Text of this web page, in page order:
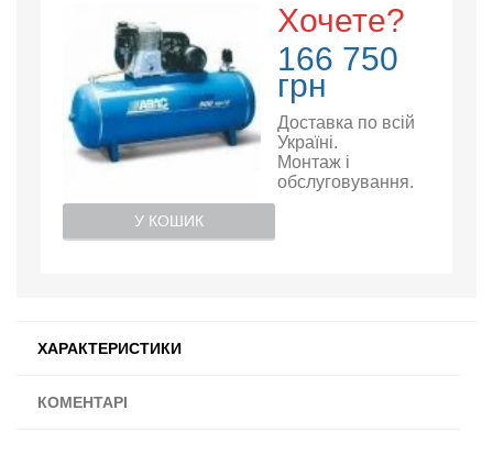
Хочете?
166 750
грн
Доставка по всій
Україні.
Монтаж і
обслуговування.
У КОШИК
ХАРАКТЕРИСТИКИ
КОМЕНТАРІ